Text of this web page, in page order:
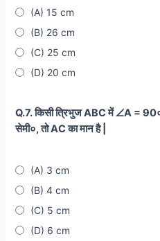
(A) 15 cm
(B) 26 cm
(C) 25 cm
(D) 20 cm
Q.7. किसी त्रिभुज ABC में ∠A =
सेमी०, तो AC का मान है |
(A) 3 cm
(B) 4 cm
(C) 5 cm
(D) 6 cm